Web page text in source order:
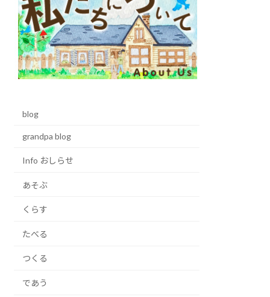
blog
grandpa blog
Info おしらせ
あそぶ
くらす
たべる
つくる
であう